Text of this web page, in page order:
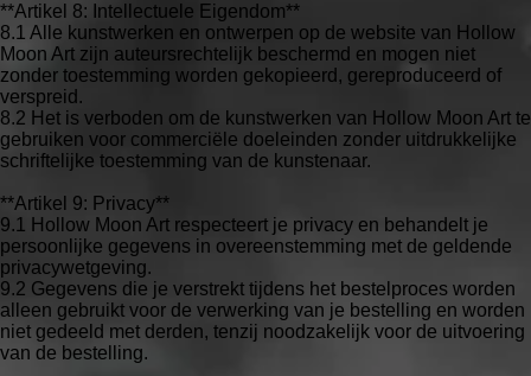
**Artikel 8: Intellectuele Eigendom**
8.1 Alle kunstwerken en ontwerpen op de website van Hollow
Moon Art zijn auteursrechtelijk beschermd en mogen niet
zonder toestemming worden gekopieerd, gereproduceerd of
verspreid.
8.2 Het is verboden om de kunstwerken van Hollow Moon Art te
gebruiken voor commerciële doeleinden zonder uitdrukkelijke
schriftelijke toestemming van de kunstenaar.
**Artikel 9: Privacy**
9.1 Hollow Moon Art respecteert je privacy en behandelt je
persoonlijke gegevens in overeenstemming met de geldende
privacywetgeving.
9.2 Gegevens die je verstrekt tijdens het bestelproces worden
alleen gebruikt voor de verwerking van je bestelling en worden
niet gedeeld met derden, tenzij noodzakelijk voor de uitvoering
van de bestelling.